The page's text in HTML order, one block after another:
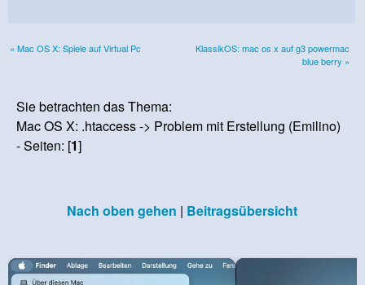
« Mac OS X: Spiele auf Virtual Pc
KlassikOS: mac os x auf g3 powermac
blue berry »
Sie betrachten das Thema:
Mac OS X: .htaccess -> Problem mit Erstellung (Emilino)
- Seiten: [1]
Nach oben gehen | Beitragsübersicht